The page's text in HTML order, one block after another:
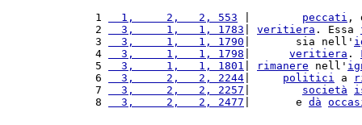
1
  1,     2,   2, 553
peccati ,
2
  3,     1,   1, 1783
veritiera . Essa
3
  3,     1,   1, 1790
|       sia nell'
4
  3,     1,   1, 1798
veritiera .
5
  3,     1,   1, 1801
rimanere nell'
6
  3,     2,   2, 2244
politici a
7
  3,     2,   2, 2257
società
8
  3,     2,   2, 2477
|       e dà